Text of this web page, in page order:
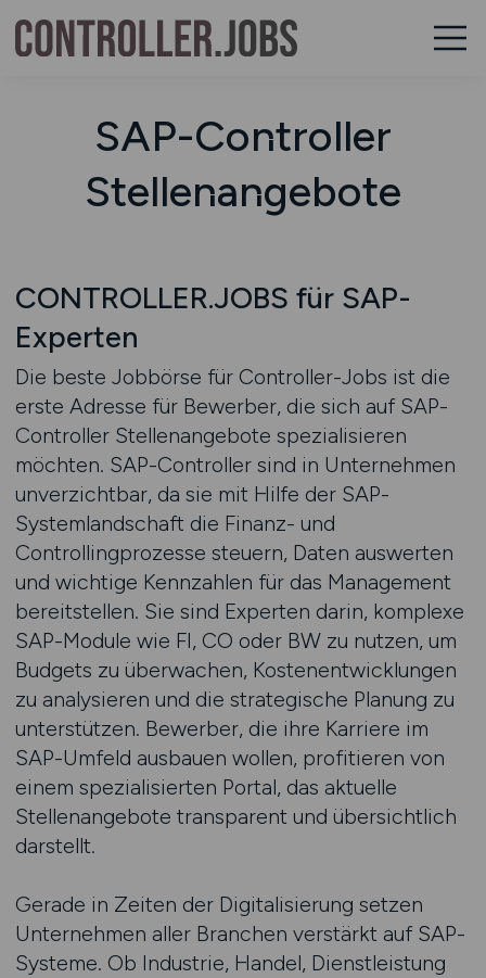
SAP-Controller
Stellenangebote
CONTROLLER.JOBS für SAP-
Experten
Die beste Jobbörse für Controller-Jobs ist die
erste Adresse für Bewerber, die sich auf SAP-
Controller Stellenangebote spezialisieren
möchten. SAP-Controller sind in Unternehmen
unverzichtbar, da sie mit Hilfe der SAP-
Systemlandschaft die Finanz- und
Controllingprozesse steuern, Daten auswerten
und wichtige Kennzahlen für das Management
bereitstellen. Sie sind Experten darin, komplexe
SAP-Module wie FI, CO oder BW zu nutzen, um
Budgets zu überwachen, Kostenentwicklungen
zu analysieren und die strategische Planung zu
unterstützen. Bewerber, die ihre Karriere im
SAP-Umfeld ausbauen wollen, profitieren von
einem spezialisierten Portal, das aktuelle
Stellenangebote transparent und übersichtlich
darstellt.
Gerade in Zeiten der Digitalisierung setzen
Unternehmen aller Branchen verstärkt auf SAP-
Systeme. Ob Industrie, Handel, Dienstleistung